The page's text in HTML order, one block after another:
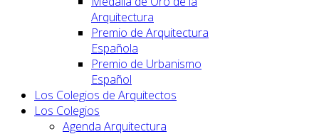
Arquitectura
Premio de Arquitectura
Española
Premio de Urbanismo
Español
Los Colegios de Arquitectos
Los Colegios
Agenda Arquitectura